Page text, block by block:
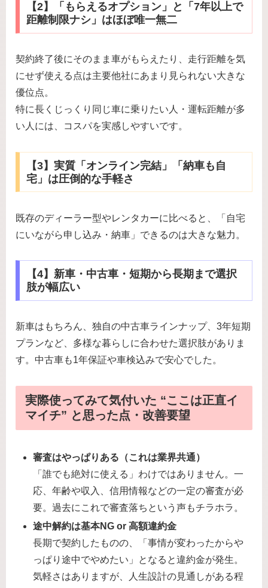
【2】「もらえるオプション」と「7年以上で
距離制限ナシ」はほぼ唯一無二
契約終了後にそのまま車がもらえたり、走行距離を気
にせず使える点は主要他社にあまり見られない大きな
優位点。
特に長くじっくり同じ車に乗りたい人・運転距離が多
い人には、コスパを実感しやすいです。
【3】実質「オンライン完結」「納車も自
宅」は圧倒的な手軽さ
既存のディーラー型やレンタカーに比べると、「自宅
にいながら申し込み・納車」できるのは大きな魅力。
【4】新車・中古車・短期から長期まで選択
肢が幅広い
新車はもちろん、独自の中古車ラインナップ、3年短期
プランなど、多様な暮らしに合わせた選択肢がありま
す。中古車も1年保証や車検込みで安心でした。
実際使ってみて気付いた “ここは正直イ
マイチ” と思った点・改善要望
審査はやっぱりある（これは業界共通）
「誰でも絶対に使える」わけではありません。一
応、年齢や収入、信用情報などの一定の審査が必
要。過去にこれで審査落ちという声もチラホラ。
途中解約は基本NG or 高額違約金
長期で契約したものの、「事情が変わったからや
っぱり途中でやめたい」となると違約金が発生。
気軽さはありますが、人生設計の見通しがある程